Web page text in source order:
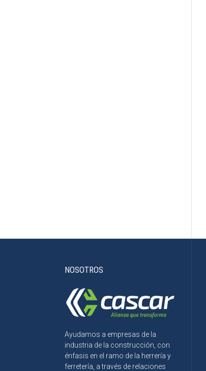
NOSOTROS
Ayudamos a empresas de la
industria de la construcción, con
énfasis en el ramo de la herrería y
ferretería, a través de relaciones